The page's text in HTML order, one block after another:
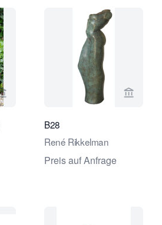
Verkaeuferseite von Galerie
B28
René Rikkelman
Preis auf Anfrage